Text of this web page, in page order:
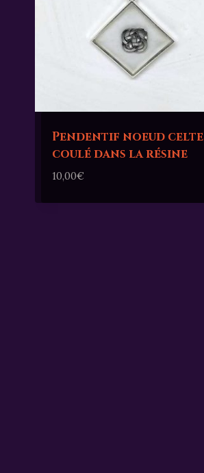
Pendentif noeud celte
coulé dans la résine
10,00€